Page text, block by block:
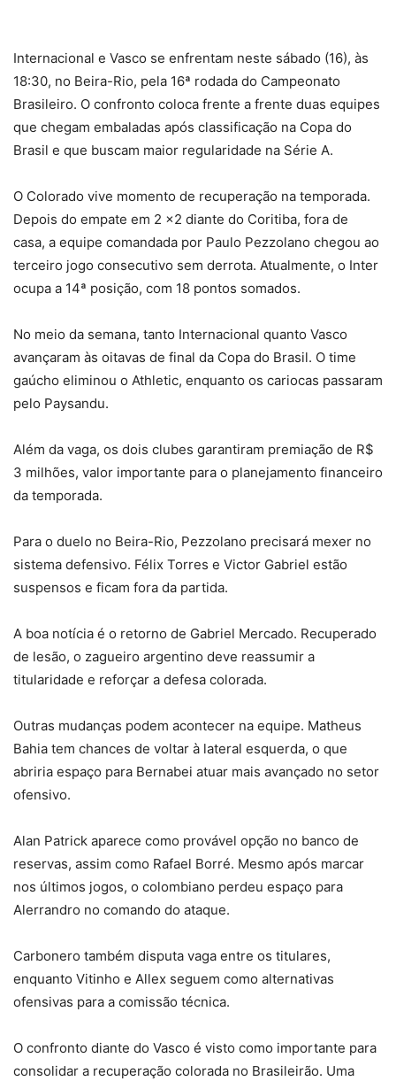
Internacional e Vasco se enfrentam neste sábado (16), às
18:30, no Beira-Rio, pela 16ª rodada do Campeonato
Brasileiro. O confronto coloca frente a frente duas equipes
que chegam embaladas após classificação na Copa do
Brasil e que buscam maior regularidade na Série A.
O Colorado vive momento de recuperação na temporada.
Depois do empate em 2 x2 diante do Coritiba, fora de
casa, a equipe comandada por Paulo Pezzolano chegou ao
terceiro jogo consecutivo sem derrota. Atualmente, o Inter
ocupa a 14ª posição, com 18 pontos somados.
No meio da semana, tanto Internacional quanto Vasco
avançaram às oitavas de final da Copa do Brasil. O time
gaúcho eliminou o Athletic, enquanto os cariocas passaram
pelo Paysandu.
Além da vaga, os dois clubes garantiram premiação de R$
3 milhões, valor importante para o planejamento financeiro
da temporada.
Para o duelo no Beira-Rio, Pezzolano precisará mexer no
sistema defensivo. Félix Torres e Victor Gabriel estão
suspensos e ficam fora da partida.
A boa notícia é o retorno de Gabriel Mercado. Recuperado
de lesão, o zagueiro argentino deve reassumir a
titularidade e reforçar a defesa colorada.
Outras mudanças podem acontecer na equipe. Matheus
Bahia tem chances de voltar à lateral esquerda, o que
abriria espaço para Bernabei atuar mais avançado no setor
ofensivo.
Alan Patrick aparece como provável opção no banco de
reservas, assim como Rafael Borré. Mesmo após marcar
nos últimos jogos, o colombiano perdeu espaço para
Alerrandro no comando do ataque.
Carbonero também disputa vaga entre os titulares,
enquanto Vitinho e Allex seguem como alternativas
ofensivas para a comissão técnica.
O confronto diante do Vasco é visto como importante para
consolidar a recuperação colorada no Brasileirão. Uma